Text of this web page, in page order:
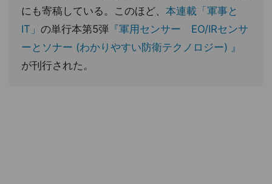
にも寄稿している。このほど、 本連載「軍事と
IT」 の単行本第5弾 『軍用センサー EO/IRセンサ
ーとソナー (わかりやすい防衛テクノロジー) 』
が刊行された。